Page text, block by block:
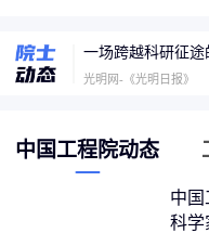
光明网-《光明日报》
中国工程院动态
中
科学